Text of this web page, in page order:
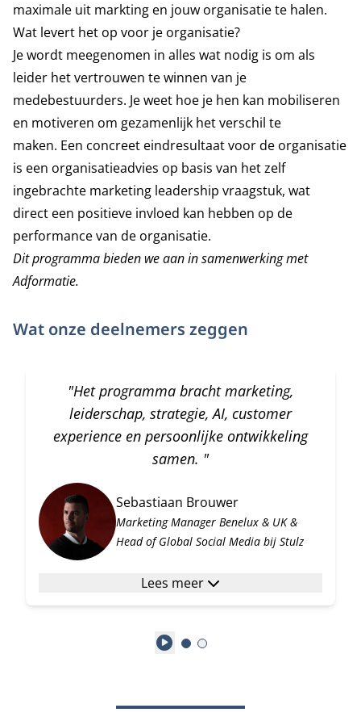
maximale uit markting en jouw organisatie te halen.
Wat levert het op voor je organisatie?
Je wordt meegenomen in alles wat nodig is om als
leider het vertrouwen te winnen van je
medebestuurders. Je weet hoe je hen kan mobiliseren
en motiveren om gezamenlijk het verschil te
maken. Een concreet eindresultaat voor de organisatie
is een organisatieadvies op basis van het zelf
ingebrachte marketing leadership vraagstuk, wat
direct een positieve invloed kan hebben op de
performance van de organisatie.
Dit programma bieden we aan in samenwerking met
Adformatie.
Wat onze deelnemers zeggen
"Het programma bracht marketing,
leiderschap, strategie, AI, customer
experience en persoonlijke ontwikkeling
samen. "
Sebastiaan Brouwer
Marketing Manager Benelux & UK &
Head of Global Social Media bij Stulz
Lees meer
Play